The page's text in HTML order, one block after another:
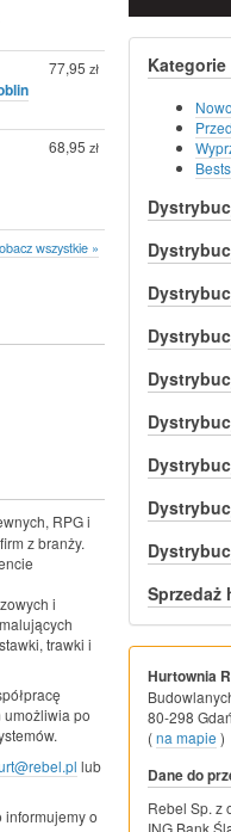
77,95 zł
68,95 zł
wszystkie »
RPG i
z branży.
i
trawki i
umożliwia po
lub
informujemy o
Sprzedaż
Hurtownia
80-298
(na mapie )
Dane do
Rebel Sp. z